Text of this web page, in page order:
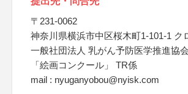
〒231-0062
神奈川県横浜市中区桜木町1-101-1 ク
一般社団法人 乳がん予防医学推進協会
「絵画コンクール」 TR係
mail : nyuganyobou@nyisk.com